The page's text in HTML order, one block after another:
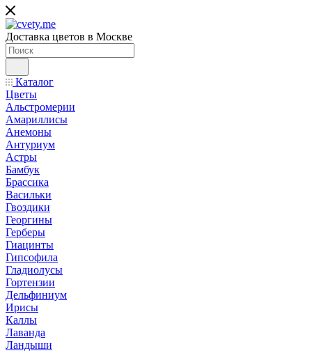
Доставка цветов в Москве
Каталог
Цветы
Альстромерии
Амариллисы
Анемоны
Антуриум
Астры
Бамбук
Брассика
Васильки
Гвоздики
Георгины
Герберы
Гиацинты
Гипсофила
Гладиолусы
Гортензии
Дельфиниум
Ирисы
Каллы
Лаванда
Ландыши